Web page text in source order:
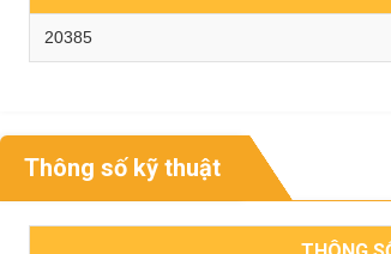
20385
Thông số kỹ thuật